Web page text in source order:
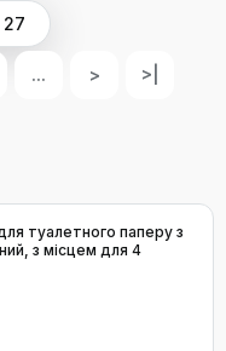
... > >|
туалетного паперу з
з місцем для 4